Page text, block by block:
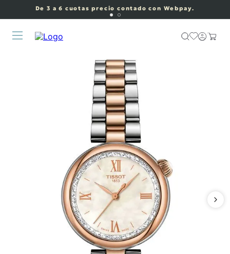
De 3 a 6 cuotas precio contado con Webpay.